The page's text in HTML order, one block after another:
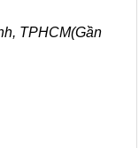
TPHCM(Gần